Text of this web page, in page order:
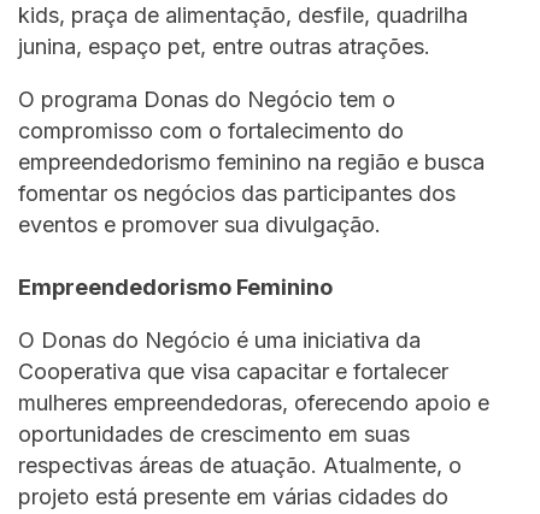
kids, praça de alimentação, desfile, quadrilha
junina, espaço pet, entre outras atrações.
O programa Donas do Negócio tem o
compromisso com o fortalecimento do
empreendedorismo feminino na região e busca
fomentar os negócios das participantes dos
eventos e promover sua divulgação.
Empreendedorismo Feminino
O Donas do Negócio é uma iniciativa da
Cooperativa que visa capacitar e fortalecer
mulheres empreendedoras, oferecendo apoio e
oportunidades de crescimento em suas
respectivas áreas de atuação. Atualmente, o
projeto está presente em várias cidades do